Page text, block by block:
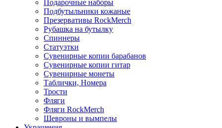
Подарочные наборы
Подбутыльники кожаные
Презервативы RockMerch
Рубашка на бутылку
Спиннеры
Статуэтки
Сувенирные копии барабанов
Сувенирные копии гитар
Сувенирные монеты
Таблички, Номера
Трости
Фляги
Фляги RockMerch
Шевроны и вымпелы